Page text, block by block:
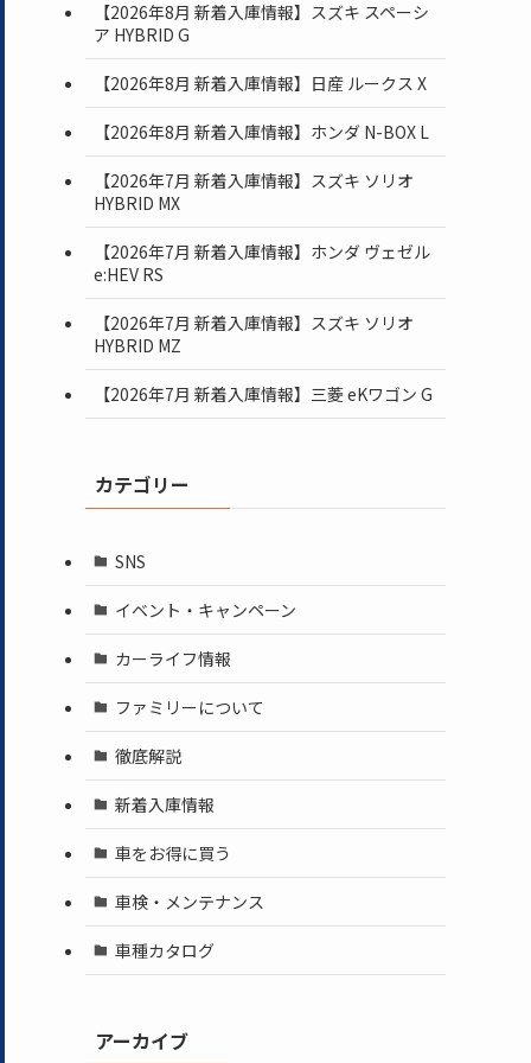
【2026年8月 新着入庫情報】スズキ スペーシ
ア HYBRID G
【2026年8月 新着入庫情報】日産 ルークス X
【2026年8月 新着入庫情報】ホンダ N-BOX L
【2026年7月 新着入庫情報】スズキ ソリオ
HYBRID MX
【2026年7月 新着入庫情報】ホンダ ヴェゼル
e:HEV RS
【2026年7月 新着入庫情報】スズキ ソリオ
HYBRID MZ
【2026年7月 新着入庫情報】三菱 eKワゴン G
カテゴリー
SNS
イベント・キャンペーン
カーライフ情報
ファミリーについて
徹底解説
新着入庫情報
車をお得に買う
車検・メンテナンス
車種カタログ
アーカイブ